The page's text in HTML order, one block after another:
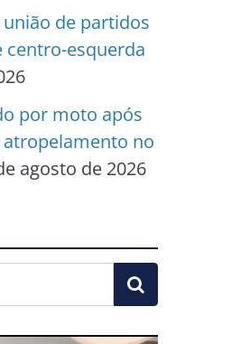
de partidos
centro-esquerda
por moto após
no
agosto de 2026